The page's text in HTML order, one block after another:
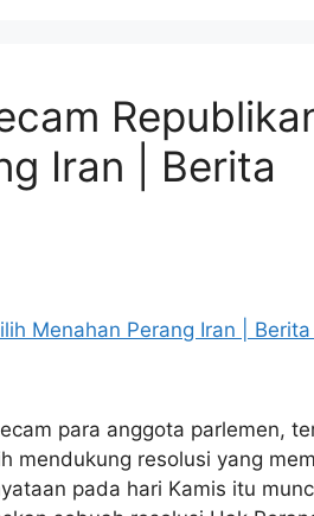
Iran | Berita
para anggota parlemen,
mendukung resolusi yang
pada hari Kamis itu